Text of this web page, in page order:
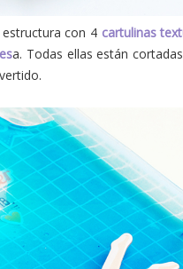
con 4 cartulinas
a. Todas ellas están